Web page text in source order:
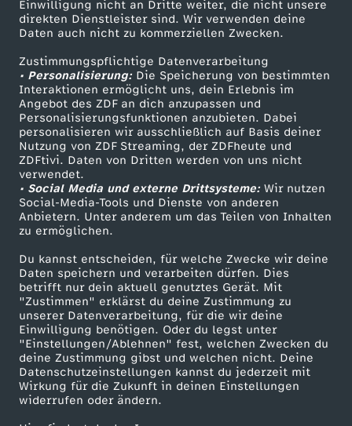
Einwilligung nicht an Dritte weiter, die nicht unsere
direkten Dienstleister sind. Wir verwenden deine
Daten auch nicht zu kommerziellen Zwecken.
Zustimmungspflichtige Datenverarbeitung
• Personalisierung:Die Speicherung von bestimmten
Interaktionen ermöglicht uns, dein Erlebnis im
Angebot des ZDF an dich anzupassen und
Personalisierungsfunktionen anzubieten. Dabei
personalisieren wir ausschließlich auf Basis deiner
Nutzung von ZDF Streaming, der ZDFheute und
ZDFtivi. Daten von Dritten werden von uns nicht
verwendet.
• Social Media und externe Drittsysteme:Wir nutzen
Social-Media-Tools und Dienste von anderen
Anbietern. Unter anderem um das Teilen von Inhalten
zu ermöglichen.
Du kannst entscheiden, für welche Zwecke wir deine
Daten speichern und verarbeiten dürfen. Dies
betrifft nur dein aktuell genutztes Gerät. Mit
"Zustimmen" erklärst du deine Zustimmung zu
unserer Datenverarbeitung, für die wir deine
Einwilligung benötigen. Oder du legst unter
"Einstellungen/Ablehnen" fest, welchen Zwecken du
deine Zustimmung gibst und welchen nicht. Deine
Datenschutzeinstellungen kannst du jederzeit mit
Wirkung für die Zukunft in deinen Einstellungen
widerrufen oder ändern.
e
t
z
t
ä
n
d
e
r
n
s
Smart TV
ZDFtext
Livestreams
Sendungen A-Z
TV-Programm
Kontakt zum ZDF
Tickets
Zuschauerservice
Hilfe
ZDF Unternehmen
Karriere
ZDF goes Schule
Werbefernsehen
Mainzelmännchen